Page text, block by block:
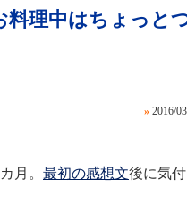
理中はちょっと
» 2016/
月。 最初の感想文後に気